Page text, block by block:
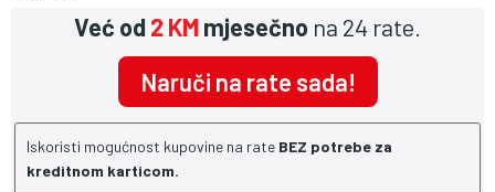
Već od2 KM mjesečno na 24 rate.
Naruči na rate sada!
Iskoristi mogućnost kupovine na rate BEZ potrebe za
kreditnom karticom.